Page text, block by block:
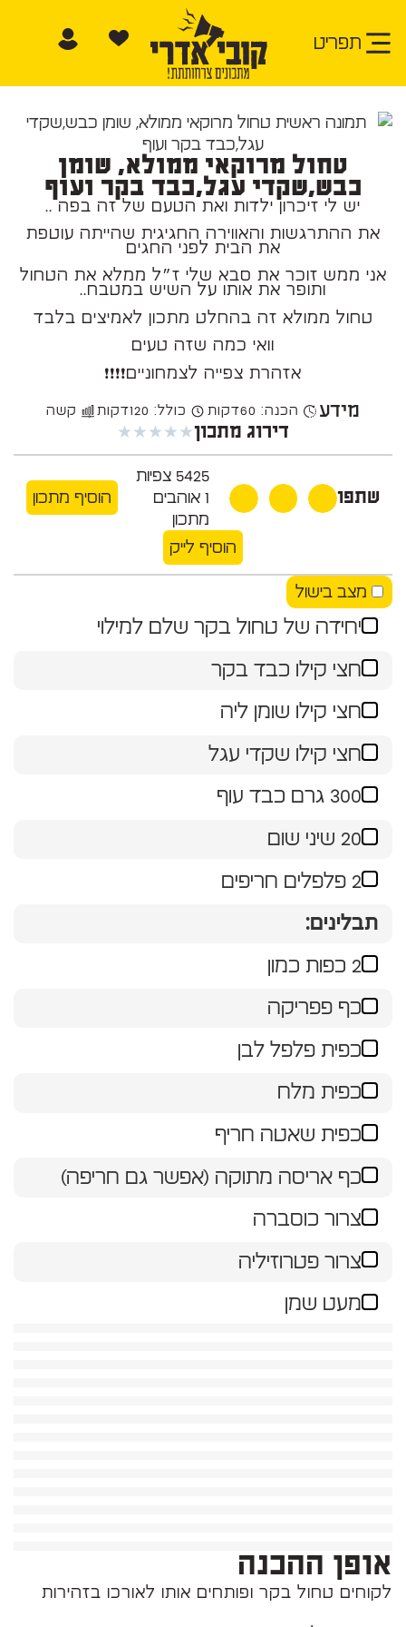
תפריט
טחול מרוקאי ממולא, שומן
כבש,שקדי עגל,כבד בקר ועוף
יש לי זיכרון ילדות ואת הטעם של זה בפה ..
את ההתרגשות והאווירה החגיגית שהייתה עוטפת
את הבית לפני החגים
אני ממש זוכר את סבא שלי ז״ל ממלא את הטחול
ותופר את אותו על השיש במטבח..
טחול ממולא זה בהחלט מתכון לאמיצים בלבד
וואי כמה שזה טעים
אזהרת צפייה לצמחוניים❗❗❗❗
מידע הכנה: 60 דקות כולל: 120 דקות קשה
דירוג מתכון★
★
★
★
★
שתפו
5425 צפיות
1 אוהבים
מתכון
הוסיף מתכון
הוסיף לייק
מצב בישול
יחידה של טחול בקר שלם למילוי
חצי קילו כבד בקר
חצי קילו שומן ליה
חצי קילו שקדי עגל
300 גרם כבד עוף
20 שיני שום
2 פלפלים חריפים
תבלינים:
2 כפות כמון
כף פפריקה
כפית פלפל לבן
כפית מלח
כפית שאטה חריף
כף אריסה מתוקה (אפשר גם חריפה)
צרור כוסברה
צרור פטרוזיליה
מעט שמן
אופן ההכנה
לקוחים טחול בקר ופותחים אותו לאורכו בזהירות